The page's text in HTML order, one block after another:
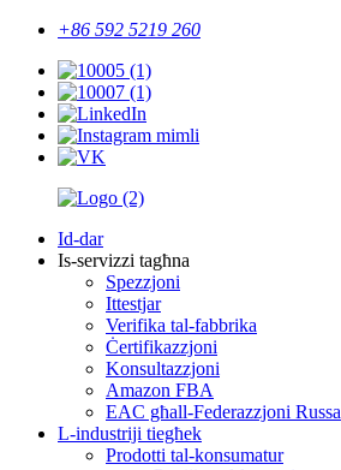
+86 592 5219 260
Id-dar
Is-servizzi tagħna
Spezzjoni
Ittestjar
Verifika tal-fabbrika
Ċertifikazzjoni
Konsultazzjoni
Amazon FBA
EAC għall-Federazzjoni Russa
L-industriji tiegħek
Prodotti tal-konsumatur